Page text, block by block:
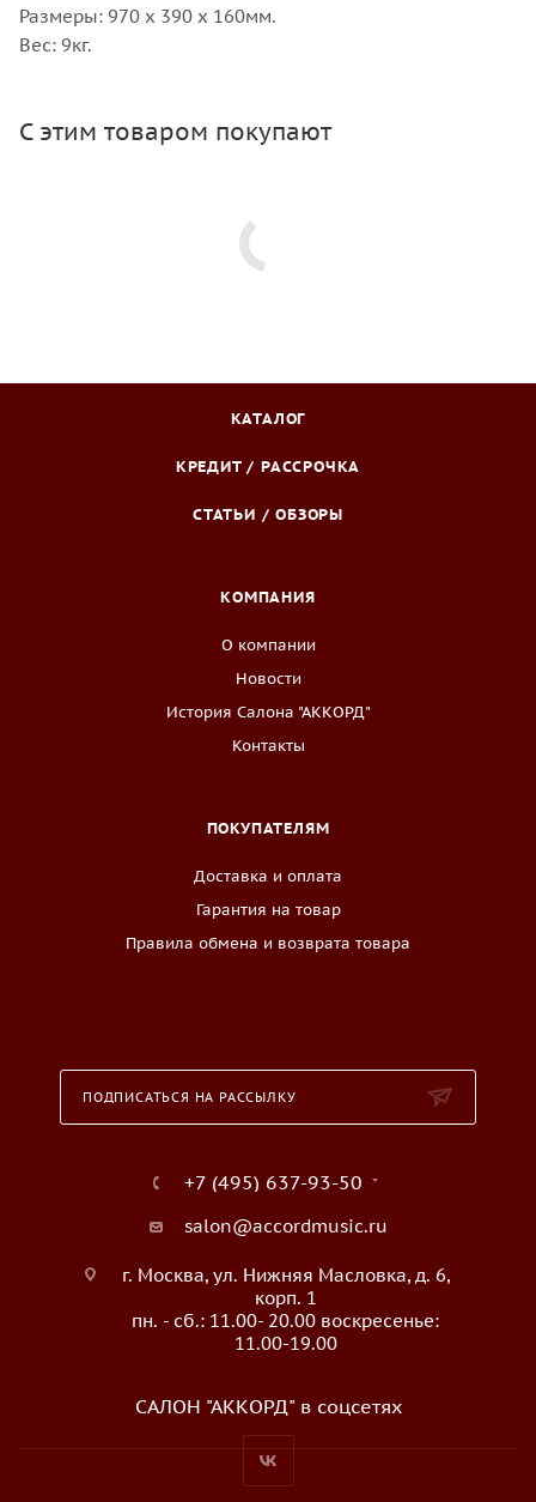
Размеры: 970 х 390 х 160мм.
Вес: 9кг.
С этим товаром покупают
КАТАЛОГ
КРЕДИТ / РАССРОЧКА
СТАТЬИ / ОБЗОРЫ
КОМПАНИЯ
О компании
Новости
История Салона "АККОРД"
Контакты
ПОКУПАТЕЛЯМ
Доставка и оплата
Гарантия на товар
Правила обмена и возврата товара
ПОДПИСАТЬСЯ НА РАССЫЛКУ
+7 (495) 637-93-50
salon@accordmusic.ru
г. Москва, ул. Нижняя Масловка, д. 6,
корп. 1
пн. - сб.: 11.00- 20.00 воскресенье:
11.00-19.00
САЛОН "АККОРД" в соцсетях